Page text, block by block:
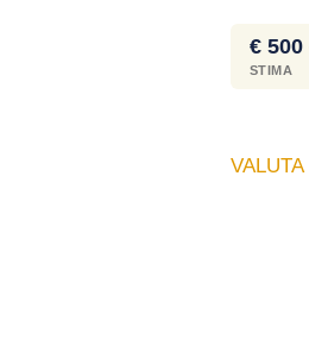
€ 500
STIMA